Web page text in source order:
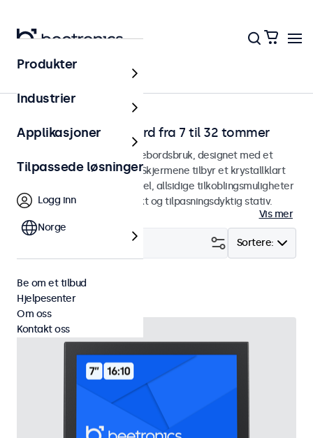
Hjem
Skjermer for skrivebord fra 7 til 32 tommer
Skjermer designet for skrivebordsbruk, designet med et
robust og justerbart stativ. Skjermene tilbyr et krystallklart
bilde med bred visningsvinkel, allsidige tilkoblingsmuligheter
og kommer med et kompakt og tilpasningsdyktig stativ.
Vis mer
Sortere:
Bord Fjern alle
Produkter
Industrier
Applikasjoner
Tilpassede løsninger
Logg inn
Norge
Be om et tilbud
Hjelpesenter
Om oss
Kontakt oss